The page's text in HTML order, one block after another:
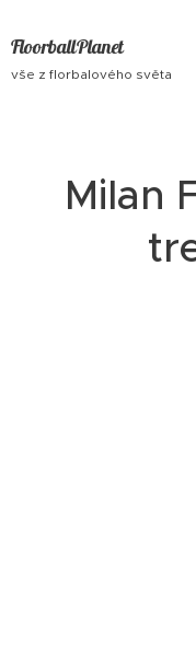
FloorballPlanet
vše z florbalového světa
Milan